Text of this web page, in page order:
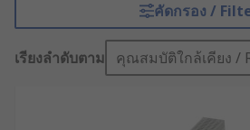
Communication) กลายเป็นหัวใจหลัก
งานภาคอุตสาหกรรม ระบบเครือข่าย
เสถียร ปลอดภัย และพร้อมใช้งานตลอด
อินเทอร์เน็ต (Internet Router)” ที่ใ
แวดล้อมที่ต่างกัน ความต้องการที่เฉพ
คัดกรอง /
เรียงลำดับตาม คุณสมบัติใกล้เคียง /